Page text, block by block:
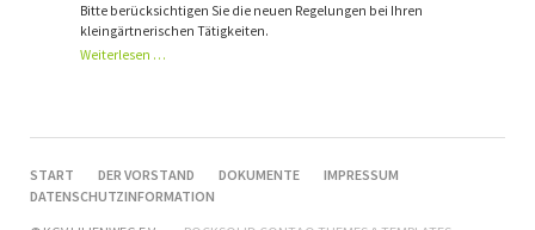
Bitte berücksichtigen Sie die neuen Regelungen bei Ihren
kleingärtnerischen Tätigkeiten.
Weiterlesen …Rahmenkleingartenordnung
der
e. V.
NAVIGATION
ÜBERSPRINGEN
START DER VORSTAND DOKUMENTE
IMPRESSUM
DATENSCHUTZINFORMATION